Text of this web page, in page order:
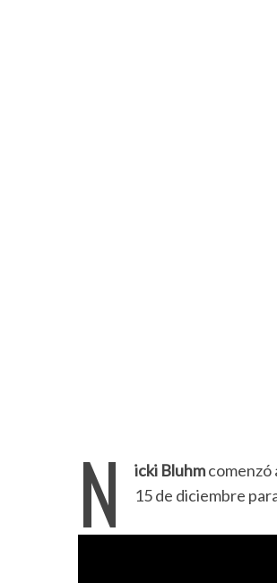
N icki Bluhmcomenzó
15 de diciembre